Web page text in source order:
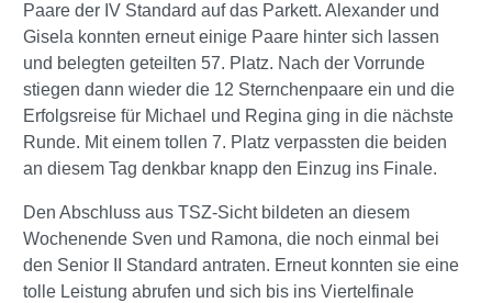
Paare der IV Standard auf das Parkett. Alexander und
Gisela konnten erneut einige Paare hinter sich lassen
und belegten geteilten 57. Platz. Nach der Vorrunde
stiegen dann wieder die 12 Sternchenpaare ein und die
Erfolgsreise für Michael und Regina ging in die nächste
Runde. Mit einem tollen 7. Platz verpassten die beiden
an diesem Tag denkbar knapp den Einzug ins Finale.
Den Abschluss aus TSZ-Sicht bildeten an diesem
Wochenende Sven und Ramona, die noch einmal bei
den Senior II Standard antraten. Erneut konnten sie eine
tolle Leistung abrufen und sich bis ins Viertelfinale